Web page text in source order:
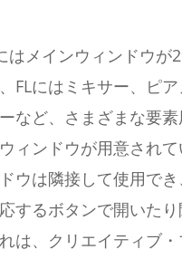
はメインウィンドウが
FLにはミキサー、ピ
など、さまざまな要
ィンドウが用意され
ウは隣接して使用で
するボタンで開いた
は、クリエイティブ